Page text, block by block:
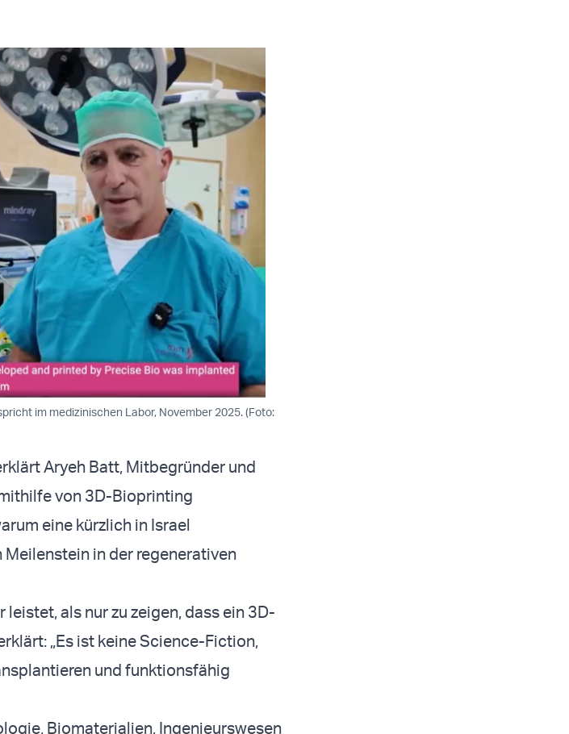
im medizinischen Labor, November 2025. (Foto:
Aryeh Batt, Mitbegründer und
von 3D-Bioprinting
eine kürzlich in Israel
in der regenerativen
als nur zu zeigen, dass ein 3D-
„Es ist keine Science-Fiction,
und funktionsfähig
Biomaterialien, Ingenieurswesen